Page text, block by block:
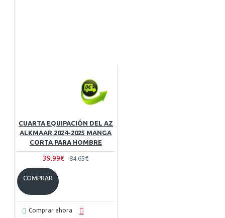
CUARTA EQUIPACIÓN DEL AZ
ALKMAAR 2024-2025 MANGA
CORTA PARA HOMBRE
39.99€ 84.65€
COMPRAR
Comprar ahora